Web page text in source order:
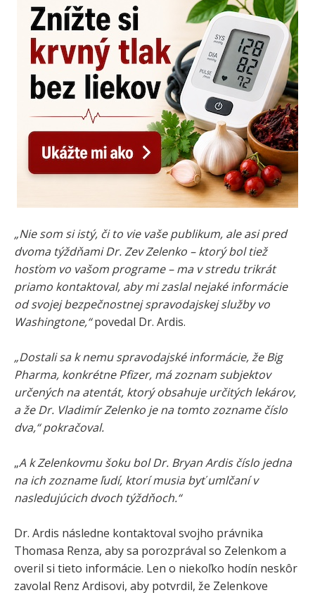
„Nie som si istý, či to vie vaše publikum, ale asi pred
dvoma týždňami Dr. Zev Zelenko – ktorý bol tiež
hosťom vo vašom programe – ma v stredu trikrát
priamo kontaktoval, aby mi zaslal nejaké informácie
od svojej bezpečnostnej spravodajskej služby vo
Washingtone,“povedal Dr. Ardis.
„Dostali sa k nemu spravodajské informácie, že Big
Pharma, konkrétne Pfizer, má zoznam subjektov
určených na atentát, ktorý obsahuje určitých lekárov,
a že Dr. Vladimír Zelenko je na tomto zozname číslo
dva,“ pokračoval.
„A k Zelenkovmu šoku bol Dr. Bryan Ardis číslo jedna
na ich zozname ľudí, ktorí musia byť umlčaní v
nasledujúcich dvoch týždňoch.“
Dr. Ardis následne kontaktoval svojho právnika
Thomasa Renza, aby sa porozprával so Zelenkom a
overil si tieto informácie. Len o niekoľko hodín neskôr
zavolal Renz Ardisovi, aby potvrdil, že Zelenkove